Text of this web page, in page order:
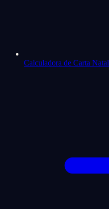
Calculadora de Carta Natal